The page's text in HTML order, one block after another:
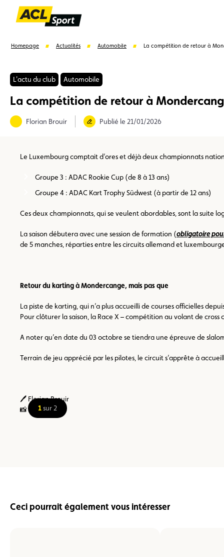
Suggestions
Homepage Actualités Automobile La compétition de retour à
L'actu du club Automobile
La compétition de retour à
Florian Brouir Publié le 21/01/2026
Le Luxembourg comptait d’ores et déjà deux championnats
Groupe 3 : ADAC Rookie Cup (de 8 à 13 ans)
Groupe 4 : ADAC Kart Trophy Südwest (à partir de 12 ans)
Ces deux championnats, qui se veulent abordables, sont la suite
La saison débutera avec une session de formation (obligatoire
de 5 manches, réparties entre les circuits allemand et
Retour du karting à Mondercange, mais pas que
La piste de karting, qui n’a plus accueilli de courses officielles
Pour clôturer la saison, la Race X – compétition au volant de
A noter qu’en date du 03 octobre se tiendra une épreuve de
Terrain de jeu apprécié par les pilotes, le circuit s’apprête à
🖊️ Florian Brouir
📸 ACL Sport
1sur 2
Ceci pourrait également vous intéresser